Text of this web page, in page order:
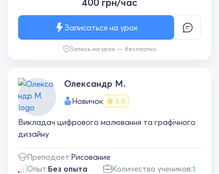
Запись на урок — бесплатно
Записаться на урок
Олександр М.
Новичок 5.0
Викладач цифрового малювання та графічного
дизайну
Преподает:Рисование
Опыт:Без опыта Количество учеников:1